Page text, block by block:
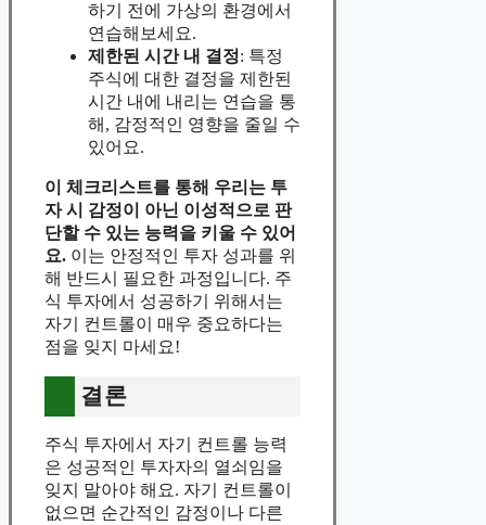
하기 전에 가상의 환경에서
연습해보세요.
제한된 시간 내 결정: 특정
주식에 대한 결정을 제한된
시간 내에 내리는 연습을 통
해, 감정적인 영향을 줄일 수
있어요.
이 체크리스트를 통해 우리는 투
자 시 감정이 아닌 이성적으로 판
단할 수 있는 능력을 키울 수 있어
요. 이는 안정적인 투자 성과를 위
해 반드시 필요한 과정입니다. 주
식 투자에서 성공하기 위해서는
자기 컨트롤이 매우 중요하다는
점을 잊지 마세요!
결론
주식 투자에서 자기 컨트롤 능력
은 성공적인 투자자의 열쇠임을
잊지 말아야 해요. 자기 컨트롤이
없으면 순간적인 감정이나 다른